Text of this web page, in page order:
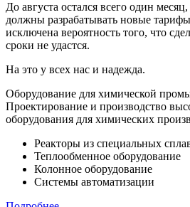
До августа остался всего один
должны разрабатывать новые
исключена вероятность того, что
сроки не удастся.
На это у всех нас и надежда.
Оборудование для химической
Проектирование и производство
оборудования для химических
Реакторы из специальных
Теплообменное оборудование
Колонное оборудование
Системы автоматизации